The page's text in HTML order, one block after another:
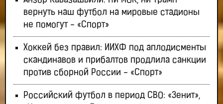
вернуть наш футбол на мировые стадионы
не помогут - «Спорт»
Хоккей без правил: ИИХФ под аплодисменты
скандинавов и прибалтов продлила санкции
против сборной России - «Спорт»
Российский футбол в период СВО: «Зенит»,